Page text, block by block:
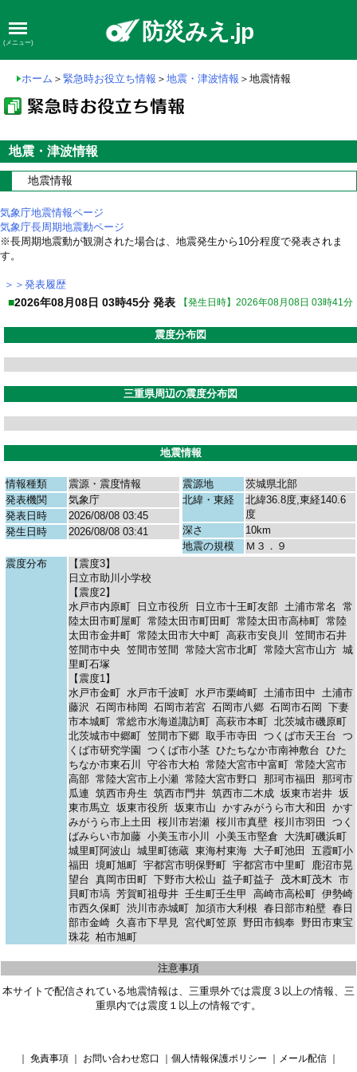
(メニュー) 防災みえ.jp
ホーム ＞ 緊急時お役立ち情報 ＞ 地震・津波情報 ＞地震情報
地震・津波情報
地震情報
気象庁地震情報ページ
気象庁長周期地震動ページ
※長周期地震動が観測された場合は、地震発生から10分程度で発表されま
す。
＞＞発表履歴
■2026年08月08日 03時45分 発表 【発生日時】2026年08月08日 03時41分
震度分布図
三重県周辺の震度分布図
地震情報
情報種類
震源・震度情報
発表機関
気象庁
発表日時
2026/08/08 03:45
発生日時
2026/08/08 03:41
震源地
茨城県北部
北緯・東経
北緯36.8度,東経140.6
度
深さ
10km
地震の規模
Ｍ３．９
震度分布
【震度3】
日立市助川小学校
【震度2】
水戸市内原町
日立市役所 日立市十王町友部 土浦市常名
常
陸太田市町屋町 常陸太田市町田町 常陸太田市高柿町 常陸
太田市金井町 常陸太田市大中町 高萩市安良川
笠間市石井
笠間市中央 笠間市笠間 常陸大宮市北町 常陸大宮市山方 城
里町石塚
【震度1】
水戸市金町 水戸市千波町 水戸市栗崎町 土浦市田中 土浦市
藤沢
石岡市柿岡 石岡市若宮 石岡市八郷 石岡市石岡
下妻
市本城町 常総市水海道諏訪町 高萩市本町 北茨城市磯原町
北茨城市中郷町 笠間市下郷 取手市寺田 つくば市天王台 つ
くば市研究学園
つくば市小茎 ひたちなか市南神敷台 ひた
ちなか市東石川
守谷市大柏 常陸大宮市中富町 常陸大宮市
高部 常陸大宮市上小瀬 常陸大宮市野口 那珂市福田
那珂市
瓜連 筑西市舟生 筑西市門井 筑西市二木成 坂東市岩井 坂
東市馬立 坂東市役所 坂東市山 かすみがうら市大和田
かす
みがうら市上土田
桜川市岩瀬 桜川市真壁 桜川市羽田
つく
ばみらい市加藤 小美玉市小川 小美玉市堅倉 大洗町磯浜町
城里町阿波山 城里町徳蔵 東海村東海 大子町池田
五霞町小
福田
境町旭町 宇都宮市明保野町 宇都宮市中里町 鹿沼市晃
望台 真岡市田町 下野市大松山 益子町益子 茂木町茂木 市
貝町市塙 芳賀町祖母井 壬生町壬生甲 高崎市高松町 伊勢崎
市西久保町 渋川市赤城町 加須市大利根 春日部市粕壁 春日
部市金崎 久喜市下早見 宮代町笠原 野田市鶴奉 野田市東宝
珠花 柏市旭町
注意事項
本サイトで配信されている地震情報は、三重県外では震度３以上の情報、三
重県内では震度１以上の情報です。
免責事項 お問い合わせ窓口 個人情報保護ポリシー メール配信